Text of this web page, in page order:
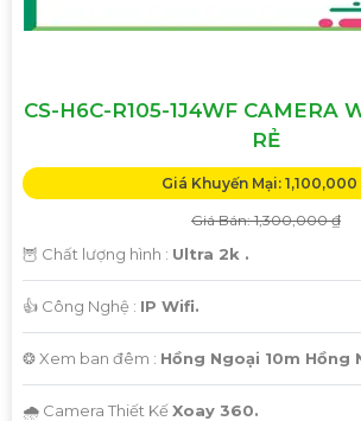
CS-H6C-R105-1J4WF CAMERA
RẺ
Giá Khuyến Mại: 1,100,000
Giá Bán: 1,300,000 ₫
🦉 Chất lượng hình : Ultra 2k .
👍 Công Nghệ : IP Wifi.
❂ Xem ban đêm : Hồng Ngoại 10m Hồng
🌧️ Camera Thiết KếXoay 360.